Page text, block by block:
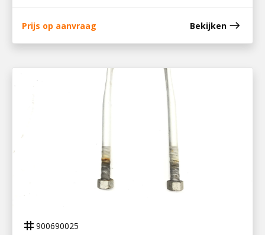
Prijs op aanvraag Bekijken east
tag 900690025